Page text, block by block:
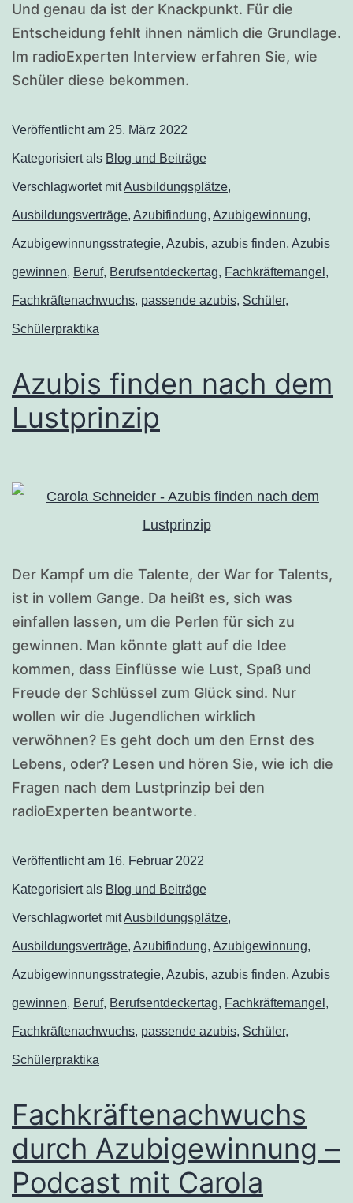
Und genau da ist der Knackpunkt. Für die
Entscheidung fehlt ihnen nämlich die Grundlage.
Im radioExperten Interview erfahren Sie, wie
Schüler diese bekommen.
Veröffentlicht am 25. März 2022
Kategorisiert als Blog und Beiträge
Verschlagwortet mitAusbildungsplätze,
Ausbildungsverträge, Azubifindung, Azubigewinnung,
Azubigewinnungsstrategie, Azubis, azubis finden, Azubis
gewinnen, Beruf, Berufsentdeckertag, Fachkräftemangel ,
Fachkräftenachwuchs, passende azubis, Schüler,
Schülerpraktika
Azubis finden nach dem
Lustprinzip
Der Kampf um die Talente, der War for Talents,
ist in vollem Gange. Da heißt es, sich was
einfallen lassen, um die Perlen für sich zu
gewinnen. Man könnte glatt auf die Idee
kommen, dass Einflüsse wie Lust, Spaß und
Freude der Schlüssel zum Glück sind. Nur
wollen wir die Jugendlichen wirklich
verwöhnen? Es geht doch um den Ernst des
Lebens, oder? Lesen und hören Sie, wie ich die
Fragen nach dem Lustprinzip bei den
radioExperten beantworte.
Veröffentlicht am 16. Februar 2022
Kategorisiert als Blog und Beiträge
Verschlagwortet mitAusbildungsplätze,
Ausbildungsverträge, Azubifindung, Azubigewinnung,
Azubigewinnungsstrategie, Azubis, azubis finden, Azubis
gewinnen, Beruf, Berufsentdeckertag, Fachkräftemangel ,
Fachkräftenachwuchs, passende azubis, Schüler,
Schülerpraktika
Fachkräftenachwuchs
durch Azubigewinnung –
Podcast mit Carola